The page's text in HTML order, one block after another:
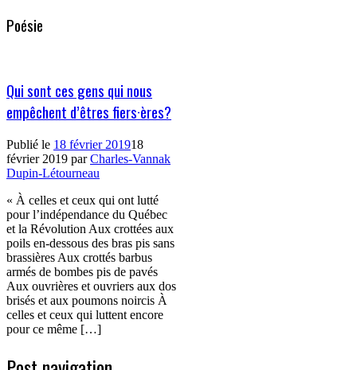
Poésie
Qui sont ces gens qui nous
empêchent d’êtres fiers·ères?
Publié le 18 février 201918
février 2019 parCharles-Vannak
Dupin-Létourneau
« À celles et ceux qui ont lutté
pour l’indépendance du Québec
et la Révolution Aux crottées aux
poils en-dessous des bras pis sans
brassières Aux crottés barbus
armés de bombes pis de pavés
Aux ouvrières et ouvriers aux dos
brisés et aux poumons noircis À
celles et ceux qui luttent encore
pour ce même […]